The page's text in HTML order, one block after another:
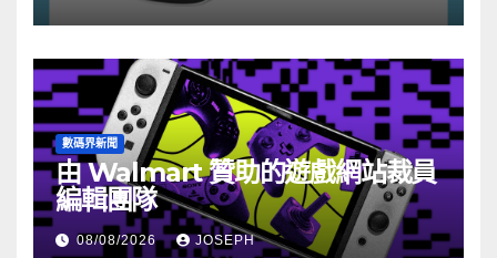
數碼界新聞
由 Walmart 贊助的遊戲網站裁員
編輯團隊
08/08/2026 JOSEPH